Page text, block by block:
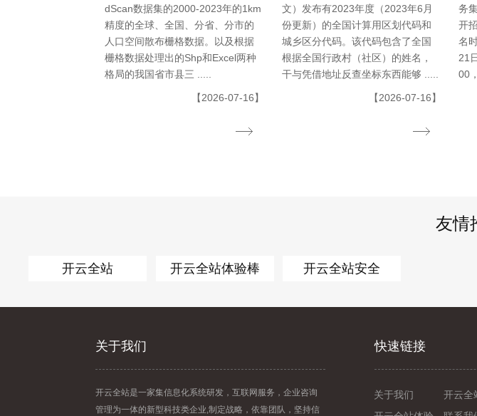
dScan数据集的2000-2023年的1km
精度的全球、全国、分省、分市的
人口空间散布栅格数据。以及根据
栅格数据处理出的Shp和Excel两种
格局的我国省市县三 .....
【2026-07-16】
文）发布有2023年度（2023年6月
份更新）的全国计算用区划代码和
城乡区分代码。该代码包含了全国
根据全国行政村（社区）的姓名，
干与凭借地址反查坐标东西能够 .....
【2026-07-16】
务
开
名
21
00
友情
开云全站 开云全站体验棒 开云全站安全
关于我们
开云全站是一家集信息化系统研发，互联网服务，企业咨询
管理为一体的新型科技类企业,制定战略，依靠团队，坚持信
快速链接
关于我们 开云全